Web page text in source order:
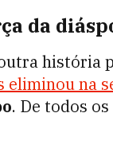
da
história
eliminou na
. De todos